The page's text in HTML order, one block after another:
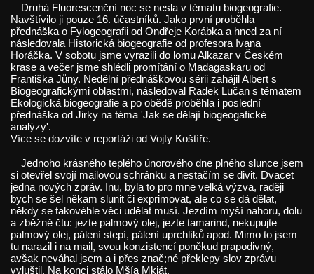
Druhá Fluorescenční noc se nesla v tématu biogeografie.
Navštívilo ji pouze 16. účastníků. Jako první proběhla
přednáška o Fylogeografii od Ondřeje Korábka a hned za ní
následovala Historická biogeografie od profesora Ivana
Horáčka. V sobotu jsme vyrazili do lomu Alkazar v Českém
krase a večer jsme shlédli promítání o Madagaskaru od
Františka Jůny. Nedělní přednáškovou sérii zahájil Albert s
Biogeografickými oblastmi, následoval Radek Lučan s tématem
Ekologická biogeografie a po obědě proběhla i poslední
přednáška od Jirky na téma 'Jak se dělají biogeogafické
analýzy'.
Více se dozvíte v reportáži od Vojty Koštíře.
Jednoho krásného teplého únorového dne plného slunce jsem
si otevřel svojí mailovou schránku a nestačím se divit. Dvacet
jedna nových zpráv. Inu, byla to pro mne velká výzva, raději
bych se šel někam slunit či exprimovat, ale co se dá dělat,
někdy se takovéhle věci udělat musí. Jezdím myší nahoru, dolu
a zběžně čtu: jezte palmový olej, jezte tamarind, nekupujte
palmový olej, pálení stepí, pálení uprchlíků apod. Mimo to jsem
tu narazil i na mail, svou konzistencí poněkud prapodivný,
avšak neváhal jsem a i přes znač;né překlepy slov zprávu
vyluštil. Na konci stálo Mšía Mkiát.